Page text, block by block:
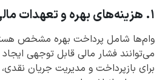
۱. هزینه‌های بهره و تعهدات مالی
وام‌ها شامل پرداخت بهره مشخص
می‌توانند فشار مالی قابل توجهی ایجاد
برای بازپرداخت و مدیریت جریان نقدی،